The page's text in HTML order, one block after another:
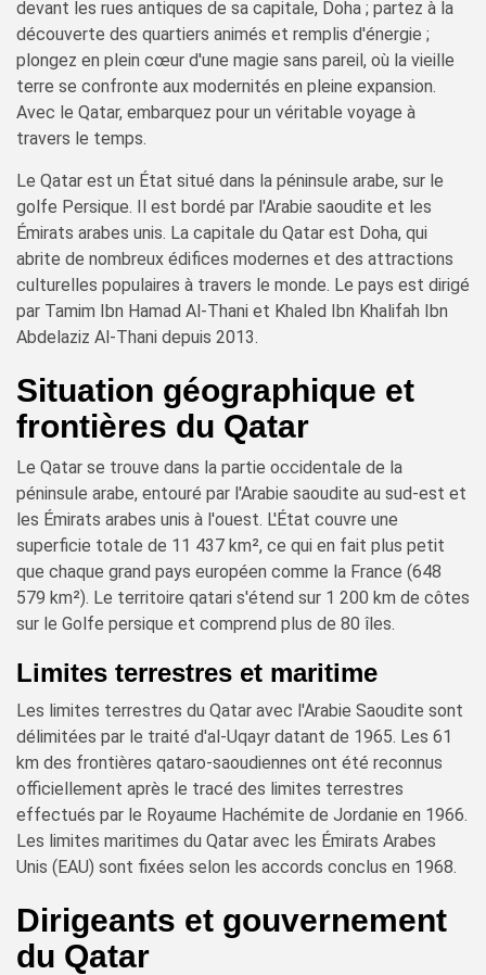
devant les rues antiques de sa capitale, Doha ; partez à la
découverte des quartiers animés et remplis d'énergie ;
plongez en plein cœur d'une magie sans pareil, où la vieille
terre se confronte aux modernités en pleine expansion.
Avec le Qatar, embarquez pour un véritable voyage à
travers le temps.
Le Qatar est un État situé dans la péninsule arabe, sur le
golfe Persique. Il est bordé par l'Arabie saoudite et les
Émirats arabes unis. La capitale du Qatar est Doha, qui
abrite de nombreux édifices modernes et des attractions
culturelles populaires à travers le monde. Le pays est dirigé
par Tamim Ibn Hamad Al-Thani et Khaled Ibn Khalifah Ibn
Abdelaziz Al-Thani depuis 2013.
Situation géographique et
frontières du Qatar
Le Qatar se trouve dans la partie occidentale de la
péninsule arabe, entouré par l'Arabie saoudite au sud-est et
les Émirats arabes unis à l'ouest. L'État couvre une
superficie totale de 11 437 km², ce qui en fait plus petit
que chaque grand pays européen comme la France (648
579 km²). Le territoire qatari s'étend sur 1 200 km de côtes
sur le Golfe persique et comprend plus de 80 îles.
Limites terrestres et maritime
Les limites terrestres du Qatar avec l'Arabie Saoudite sont
délimitées par le traité d'al-Uqayr datant de 1965. Les 61
km des frontières qataro-saoudiennes ont été reconnus
officiellement après le tracé des limites terrestres
effectués par le Royaume Hachémite de Jordanie en 1966.
Les limites maritimes du Qatar avec les Émirats Arabes
Unis (EAU) sont fixées selon les accords conclus en 1968.
Dirigeants et gouvernement
du Qatar